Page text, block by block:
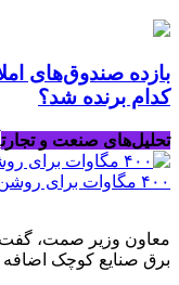
بازده صندوق‌های
کدام برنده شد؟
تحلیل‌های صنعت و تجارت
۴۰۰ مگاوات برای روشن نگه داشتن چراغ کسب‌وکار‌ها
برق صنایع کوچک